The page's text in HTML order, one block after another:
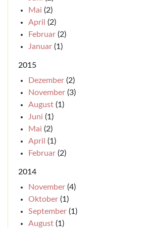
Mai (2)
April (2)
Februar (2)
Januar (1)
2015
Dezember (2)
November (3)
August (1)
Juni (1)
Mai (2)
April (1)
Februar (2)
2014
November (4)
Oktober (1)
September (1)
August (1)